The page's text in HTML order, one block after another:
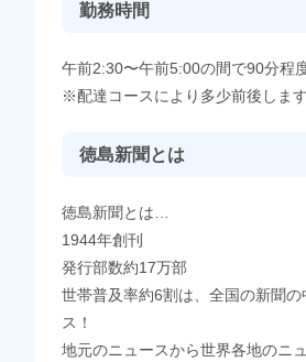
勤務時間
午前2:30〜午前5:00の間で90分程
※配達コースにより多少前後します
徳島新聞とは
徳島新聞とは…
1944年創刊
発行部数約17万部
世帯普及率約6割は、全国の新聞の
ス！
地元のニュースから世界各地のニ